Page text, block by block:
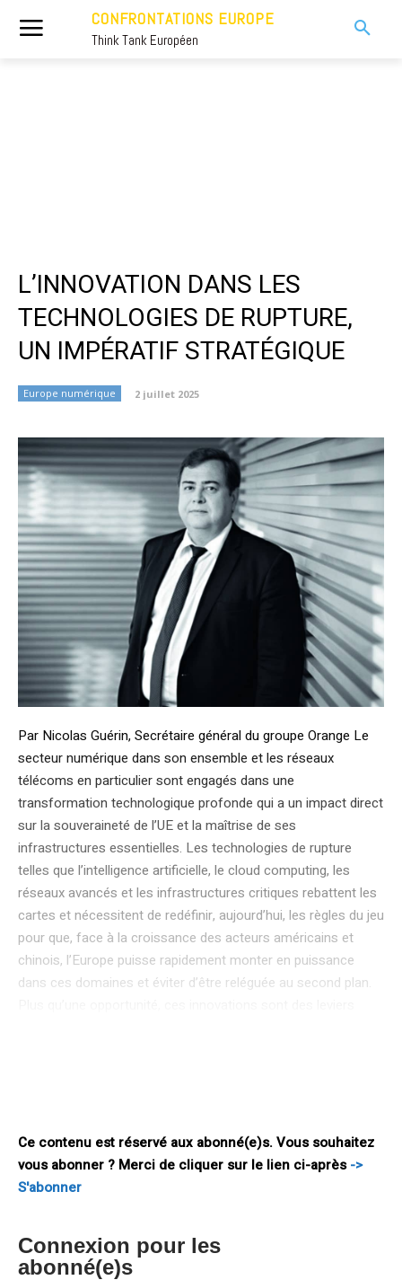
CONFRONTATIONS EUROPE
Think Tank Européen
L’INNOVATION DANS LES
TECHNOLOGIES DE RUPTURE,
UN IMPÉRATIF STRATÉGIQUE
Europe numérique 2 juillet 2025
Par Nicolas Guérin, Secrétaire général du groupe Orange Le
secteur numérique dans son ensemble et les réseaux
télécoms en particulier sont engagés dans une
transformation technologique profonde qui a un impact direct
sur la souveraineté de l’UE et la maîtrise de ses
infrastructures essentielles. Les technologies de rupture
telles que l’intelligence artificielle, le cloud computing, les
réseaux avancés et les infrastructures critiques rebattent les
cartes et nécessitent de redéfinir, aujourd’hui, les règles du jeu
pour que, face à la croissance des acteurs américains et
chinois, l’Europe puisse rapidement monter en puissance
dans ces domaines et éviter d’être reléguée au second plan.
Ce contenu est réservé aux abonné(e)s. Vous souhaitez
vous abonner ? Merci de cliquer sur le lien ci-après->
S'abonner
Connexion pour les
abonné(e)s